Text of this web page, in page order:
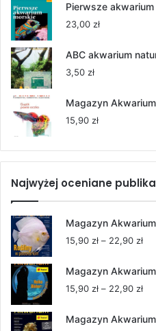
Pierwsze
23,00 zł
ABC akwarium
3,50 zł
Magazyn
15,90 zł
Najwyżej oceniane
Magazyn
15,90 zł – 22,90 zł
od
Magazyn
15,90 zł – 22,90 zł
od
Magazyn